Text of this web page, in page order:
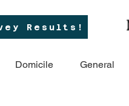
Results!
Domicile General